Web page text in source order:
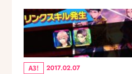
A3! 2017.02.07